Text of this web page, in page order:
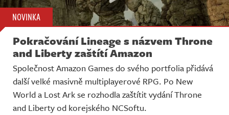
NOVINKA
Pokračování Lineage s názvem Throne
and Liberty zaštítí Amazon
Společnost Amazon Games do svého portfolia přidává
další velké masivně multiplayerové RPG. Po New
World a Lost Ark se rozhodla zaštítit vydání Throne
and Liberty od korejského NCSoftu.